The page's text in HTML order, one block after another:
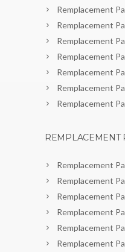
Remplacement
Remplacement
Remplacement
Remplacement
Remplacement
Remplacement
Remplacement
REMPLACEMENT
Remplacement
Remplacement
Remplacement
Remplacement
Remplacement
Remplacement